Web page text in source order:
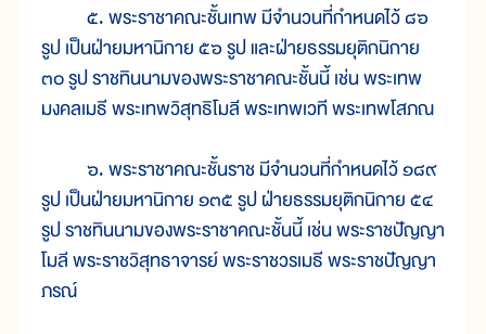
๕. พระราชาคณะชั้นเทพ มีจำนวนที่กำหนดไว้ ๘๖
รูป เป็นฝ่ายมหานิกาย ๕๖ รูป และฝ่ายธรรมยุติกนิกาย
๓๐ รูป ราชทินนามของพระราชาคณะชั้นนี้ เช่น พระเทพ
มงคลเมธี พระเทพวิสุทธิโมลี พระเทพเวที พระเทพโสภณ
๖. พระราชาคณะชั้นราช มีจำนวนที่กำหนดไว้ ๑๘๙
รูป เป็นฝ่ายมหานิกาย ๑๓๕ รูป ฝ่ายธรรมยุติกนิกาย ๕๔
รูป ราชทินนามของพระราชาคณะชั้นนี้ เช่น พระราชปัญญา
โมลี พระราชวิสุทธาจารย์ พระราชวรเมธี พระราชปัญญา
ภรณ์